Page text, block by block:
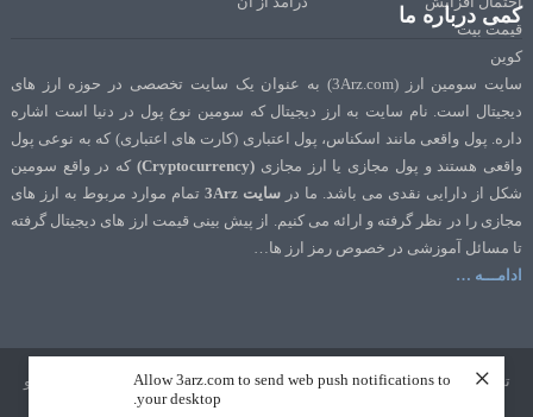
Allow 3arz.com to send web push notifications to
your desktop.
×
کمی درباره ما
سایت سومین ارز (3Arz.com) به عنوان یک سایت تخصصی در حوزه ارز های
دیجیتال است. نام سایت به ارز دیجیتال که سومین نوع پول در دنیا است اشاره
داره. پول واقعی مانند اسکناس، پول اعتباری (کارت های اعتباری) که به نوعی پول
واقعی هستند و پول مجازی یا ارز مجازی (Cryptocurrency)
که در واقع سومین
شکل از دارایی نقدی می باشد. ما در سایت 3Arz
تمام موارد مربوط به ارز های
مجازی را در نظر گرفته و ارائه می کنیم. از پیش بینی قیمت ارز های دیجیتال گرفته
تا مسائل آموزشی در خصوص رمز ارز ها…
ادامـــه …
تمامی حقوق نشر و تالیف برای سایت 3Arz.com محفوظ است. طراحی و سئو